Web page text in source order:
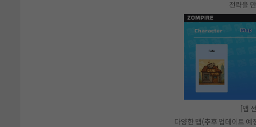
전략을
[맵
다양한 맵(추후 업데이트 예